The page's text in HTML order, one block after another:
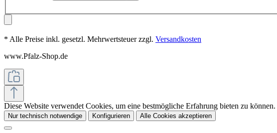
* Alle Preise inkl. gesetzl. Mehrwertsteuer zzgl. Versandkosten
www.Pfalz-Shop.de
Diese Website verwendet Cookies, um eine bestmögliche Erfahrung bieten zu können.
Nur technisch notwendige Konfigurieren Alle Cookies akzeptieren